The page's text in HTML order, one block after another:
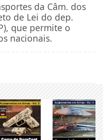
da Câm. dos
de Lei do dep.
que permite o
nacionais.